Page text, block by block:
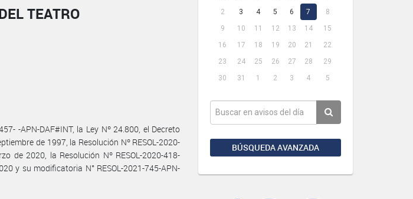
2
3 4 5 6 7
8
9
10 11 12 13 14
15
16
17 18 19 20 21
22
23
24 25 26 27 28
29
30
31 1 2 3 4 5
BÚSQUEDA AVANZADA
TEATRO
-APN-DAF#INT, la Ley Nº 24.800, el Decreto
de 1997, la Resolución Nº RESOL-2020-
de 2020, la Resolución Nº RESOL-2020-418-
y su modificatoria N° RESOL-2021-745-APN-